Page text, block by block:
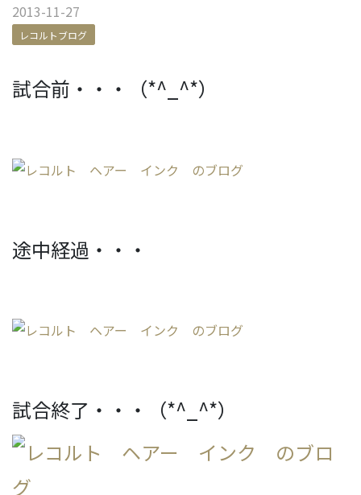
2013-11-27
レコルトブログ
試合前・・・（*^_^*）
途中経過・・・
試合終了・・・（*^_^*）